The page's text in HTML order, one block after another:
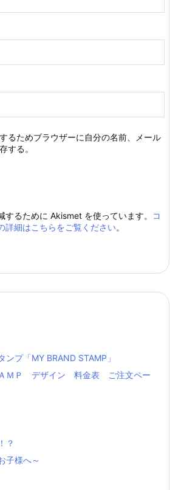
るためブラウザーに自分の名前、メール
する。
するために Akismet を使っています。
コ
詳細はこちらをご覧ください。
プ「MY BRAND STAMP」
ＡＭＰ デザイン 料金表 ご注文ペー
？
子様へ～